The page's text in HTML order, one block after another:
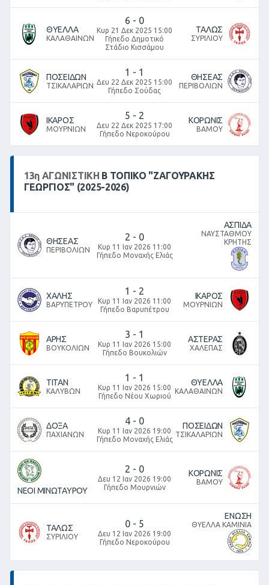
ΘΥΕΛΛΑ
ΚΑΛΑΘΑΙΝΩΝ
6 - 0
Κυρ 21 Δεκ 2025 15:00
Γήπεδο Δημοτικό
Στάδιο Κισσάμου
ΤΑΛΩΣ
ΣΥΡΙΛΙΟΥ
ΠΟΣΕΙΔΩΝ
ΤΣΙΚΑΛΑΡΙΩΝ
1 - 1
Δευ 22 Δεκ 2025 15:00
Γήπεδο Σούδας
ΘΗΣΕΑΣ
ΠΕΡΙΒΟΛΙΩΝ
ΙΚΑΡΟΣ
ΜΟΥΡΝΙΩΝ
5 - 2
Δευ 22 Δεκ 2025 17:00
Γήπεδο Νεροκούρου
ΚΟΡΩΝΙΣ
ΒΑΜΟΥ
13η ΑΓΩΝΙΣΤΙΚΉ Β ΤΟΠΙΚΌ "ΖΑΓΟΥΡΑΚΗΣ
ΓΕΩΡΓΙΟΣ" (2025-2026)
ΘΗΣΕΑΣ
ΠΕΡΙΒΟΛΙΩΝ
2 - 0
Κυρ 11 Ιαν 2026 11:00
Γήπεδο Μοναχής Ελιάς
ΑΣΠΙΔΑ
ΝΑΥΣΤΑΘΜΟΥ
ΚΡΗΤΗΣ
ΧΑΛΗΣ
ΒΑΡΥΠΕΤΡΟΥ
1 - 2
Κυρ 11 Ιαν 2026 11:00
Γήπεδο Βαρυπέτρου
ΙΚΑΡΟΣ
ΜΟΥΡΝΙΩΝ
ΑΡΗΣ
ΒΟΥΚΟΛΙΩΝ
3 - 1
Κυρ 11 Ιαν 2026 15:00
Γήπεδο Βουκολιών
ΑΣΤΕΡΑΣ
ΧΑΛΕΠΑΣ
ΤΙΤΑΝ
ΚΑΛΥΒΩΝ
1 - 1
Κυρ 11 Ιαν 2026 15:00
Γήπεδο Νέου Χωριού
ΘΥΕΛΛΑ
ΚΑΛΑΘΑΙΝΩΝ
ΔΟΞΑ
ΠΑΧΙΑΝΩΝ
4 - 0
Κυρ 11 Ιαν 2026 19:00
Γήπεδο Μοναχής Ελιάς
ΠΟΣΕΙΔΩΝ
ΤΣΙΚΑΛΑΡΙΩΝ
ΝΕΟΙ ΜΙΝΩΤΑΥΡΟΥ
2 - 0
Δευ 12 Ιαν 2026 19:00
Γήπεδο Μουρνιών
ΚΟΡΩΝΙΣ
ΒΑΜΟΥ
ΤΑΛΩΣ
ΣΥΡΙΛΙΟΥ
0 - 5
Δευ 12 Ιαν 2026 19:00
Γήπεδο Νεροκούρου
ΕΝΩΣΗ
ΘΥΕΛΛΑ ΚΑΜΙΝΙΑ